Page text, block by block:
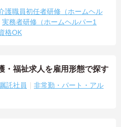
護職員初任者研修（ホームヘル
実務者研修（ホームヘルパー1
格OK
・福祉求人を雇用形態で探す
託社員
非常勤・パート・アル